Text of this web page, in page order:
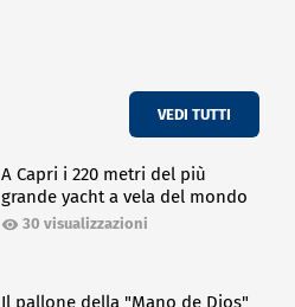
VEDI TUTTI
A Capri i 220 metri del più
grande yacht a vela del mondo
30 visualizzazioni
Il pallone della "Mano de Dios"